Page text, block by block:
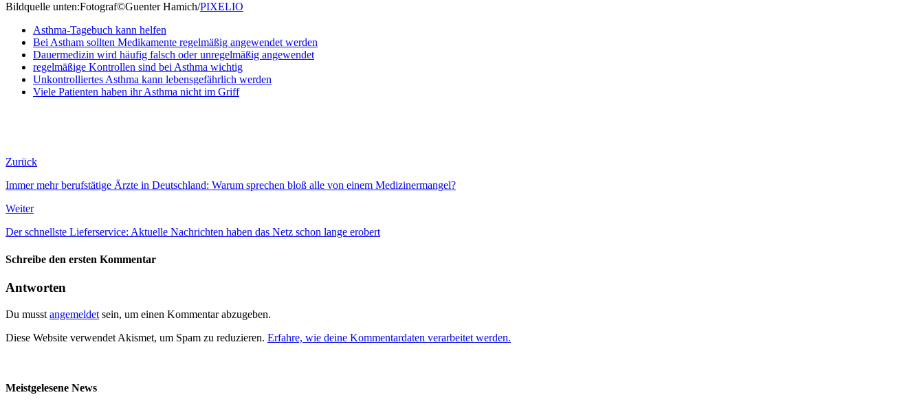
Bildquelle unten:Fotograf©Guenter Hamich/PIXELIO
Asthma-Tagebuch kann helfen
Bei Astham sollten Medikamente regelmäßig angewendet werden
Dauermedizin wird häufig falsch oder unregelmäßig angewendet
regelmäßige Kontrollen sind bei Asthma wichtig
Unkontrolliertes Asthma kann lebensgefährlich werden
Viele Patienten haben ihr Asthma nicht im Griff
Zurück
Immer mehr berufstätige Ärzte in Deutschland: Warum sprechen bloß alle von einem Medizinermangel?
Weiter
Der schnellste Lieferservice: Aktuelle Nachrichten haben das Netz schon lange erobert
Schreibe den ersten Kommentar
Antworten
Du musst angemeldet sein, um einen Kommentar abzugeben.
Diese Website verwendet Akismet, um Spam zu reduzieren. Erfahre, wie deine Kommentardaten verarbeitet werden.
Meistgelesene News